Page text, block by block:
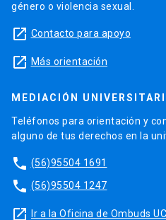
género o violencia sexual.
launch Contacto para apoyo
launch Más orientación
MEDIACIÓN
Teléfonos para orientación y
alguno de tus derechos en la
phone (56)95504 1691
phone (56)95504 1247
launch Ir a la Oficina de Ombuds UC